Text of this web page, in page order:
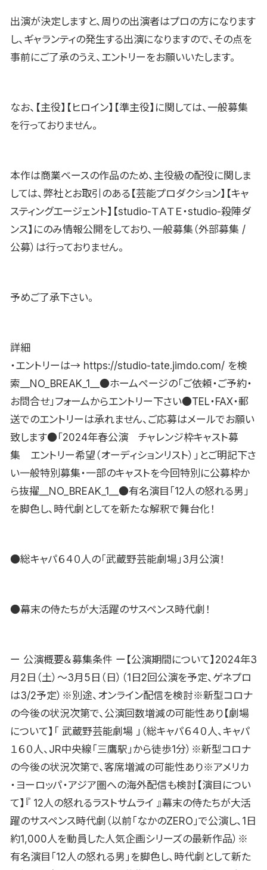
出演が決定しますと、周りの出演者はプロの方になります
し、ギャランティの発生する出演になりますので、その点を
事前にご了承のうえ、エントリーをお願いいたします。
なお、【主役】【ヒロイン】【準主役】に関しては、一般募集
を行っておりません。
本作は商業ベースの作品のため、主役級の配役に関しま
しては、弊社とお取引のある【芸能プロダクション】【キャ
スティングエージェント】【studio-ＴＡＴＥ・studio-殺陣ダ
ンス】にのみ情報公開をしており、一般募集（外部募集 /
公募）は行っておりません。
予めご了承下さい。
詳細
・エントリーは→ https://studio-tate.jimdo.com/ を検
索__NO_BREAK_1__●ホームページの「ご依頼・ご予約・
お問合せ」フォームからエントリー下さい●TEL・FAX・郵
送でのエントリーは承れません、ご応募はメールでお願い
致します●「2024年春公演 チャレンジ枠キャスト募
集 エントリー希望（オーディションリスト）」とご明記下さ
い一般特別募集・一部のキャストを今回特別に公募枠か
ら抜擢__NO_BREAK_1__●有名演目「12人の怒れる男」
を脚色し、時代劇としてを新たな解釈で舞台化！
●総キャパ６４０人の「武蔵野芸能劇場」3月公演！
●幕末の侍たちが大活躍のサスペンス時代劇！
ー 公演概要＆募集条件 ー【公演期間について】2024年3
月2日（土）〜3月5日（日）（1日2回公演を予定、ゲネプロ
は3/2予定）※別途、オンライン配信を検討※新型コロナ
の今後の状況次第で、公演回数増減の可能性あり【劇場
について】「 武蔵野芸能劇場 」（総キャパ６４０人、キャパ
１６０人、JR中央線「三鷹駅」から徒歩1分）※新型コロナ
の今後の状況次第で、客席増減の可能性あり※アメリカ
・ヨーロッパ・アジア圏への海外配信も検討【演目につい
て】『 12人の怒れるラストサムライ 』幕末の侍たちが大活
躍のサスペンス時代劇（以前「なかのZERO」で公演し、1日
約1,000人を動員した人気企画シリーズの最新作品）※
有名演目「12人の怒れる男」を脚色し、時代劇として新た